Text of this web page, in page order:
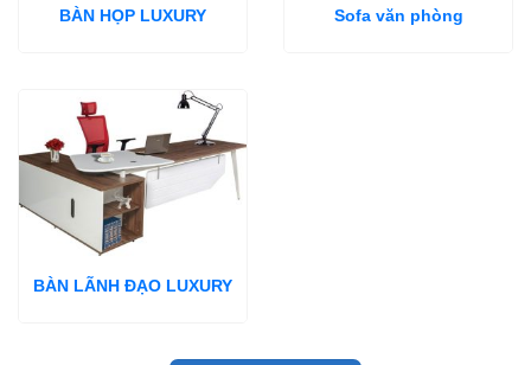
BÀN HỌP LUXURY Sofa văn phòng
BÀN LÃNH ĐẠO LUXURY